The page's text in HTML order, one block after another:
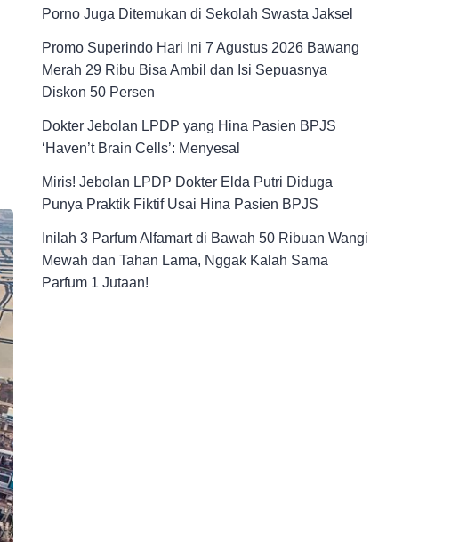
Porno Juga Ditemukan di Sekolah Swasta Jaksel
Promo Superindo Hari Ini 7 Agustus 2026 Bawang
Merah 29 Ribu Bisa Ambil dan Isi Sepuasnya
Diskon 50 Persen
Dokter Jebolan LPDP yang Hina Pasien BPJS
‘Haven’t Brain Cells’: Menyesal
Miris! Jebolan LPDP Dokter Elda Putri Diduga
Punya Praktik Fiktif Usai Hina Pasien BPJS
Inilah 3 Parfum Alfamart di Bawah 50 Ribuan Wangi
Mewah dan Tahan Lama, Nggak Kalah Sama
Parfum 1 Jutaan!